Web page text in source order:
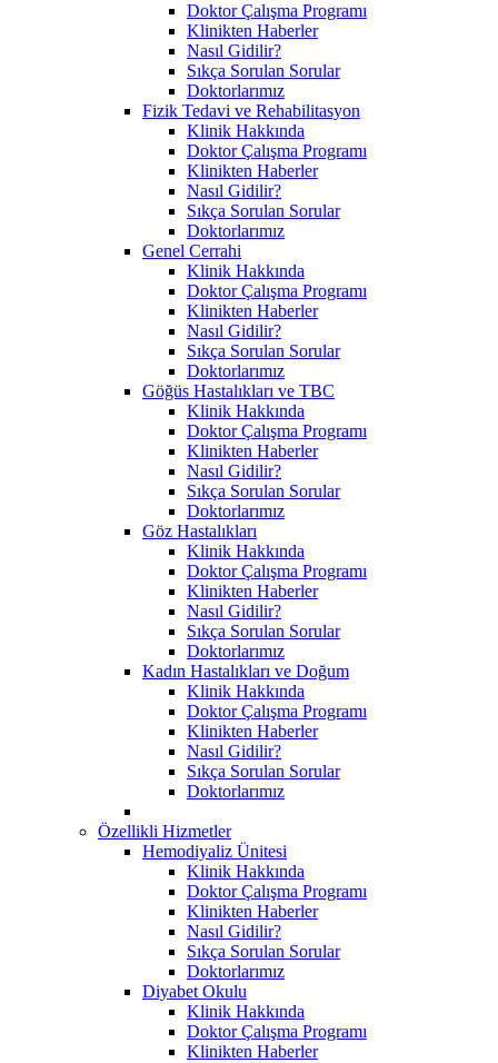
Doktor Çalışma Programı
Klinikten Haberler
Nasıl Gidilir?
Sıkça Sorulan Sorular
Doktorlarımız
Fizik Tedavi ve Rehabilitasyon
Klinik Hakkında
Doktor Çalışma Programı
Klinikten Haberler
Nasıl Gidilir?
Sıkça Sorulan Sorular
Doktorlarımız
Genel Cerrahi
Klinik Hakkında
Doktor Çalışma Programı
Klinikten Haberler
Nasıl Gidilir?
Sıkça Sorulan Sorular
Doktorlarımız
Göğüs Hastalıkları ve TBC
Klinik Hakkında
Doktor Çalışma Programı
Klinikten Haberler
Nasıl Gidilir?
Sıkça Sorulan Sorular
Doktorlarımız
Göz Hastalıkları
Klinik Hakkında
Doktor Çalışma Programı
Klinikten Haberler
Nasıl Gidilir?
Sıkça Sorulan Sorular
Doktorlarımız
Kadın Hastalıkları ve Doğum
Klinik Hakkında
Doktor Çalışma Programı
Klinikten Haberler
Nasıl Gidilir?
Sıkça Sorulan Sorular
Doktorlarımız
Özellikli Hizmetler
Hemodiyaliz Ünitesi
Klinik Hakkında
Doktor Çalışma Programı
Klinikten Haberler
Nasıl Gidilir?
Sıkça Sorulan Sorular
Doktorlarımız
Diyabet Okulu
Klinik Hakkında
Doktor Çalışma Programı
Klinikten Haberler